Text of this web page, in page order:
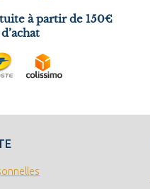
à partir de 150€
d’achat